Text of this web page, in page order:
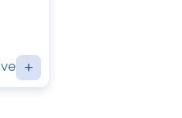
+